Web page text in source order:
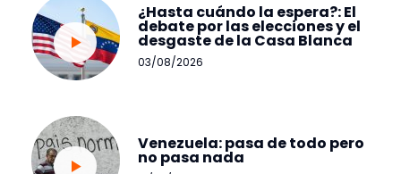
¿Hasta cuándo la espera?: El
debate por las elecciones y el
desgaste de la Casa Blanca
03/08/2026
Venezuela: pasa de todo pero
no pasa nada